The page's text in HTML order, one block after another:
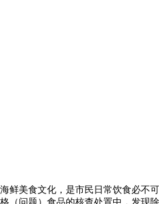
美食文化，是市民日常饮食必不
（问题）食品的核查处置中，发现